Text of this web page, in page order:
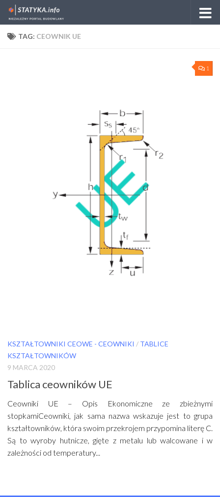
Skip to content
TAG: CEOWNIK UE
1
KSZTAŁTOWNIKI CEOWE - CEOWNIKI / TABLICE
KSZTAŁTOWNIKÓW
9 MARCA 2020
Tablica ceowników UE
Ceowniki UE – Opis Ekonomiczne ze zbieżnymi
stopkamiCeowniki, jak sama nazwa wskazuje jest to grupa
kształtowników, która swoim przekrojem przypomina literę C.
Są to wyroby hutnicze, gięte z metalu lub walcowane i w
zależności od temperatury...